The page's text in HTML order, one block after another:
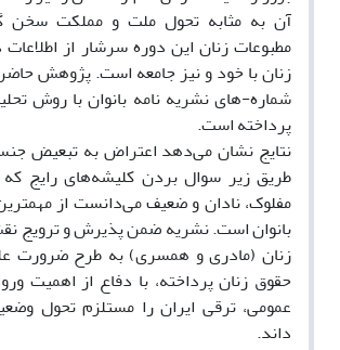
آن به مثابه تحول ملت و مملکت سخن
مطبوعات زنان این دوره سرشار از اطلاعات
زنان با خود و نیز جامعه است. پژوهش
شماره-های نشریه نامه بانوان با روش
پرداخته است.
نتایج نشان می‌دهد اعتراض به تبعیض
طریق زیر سوال بردن کلیشه‌های رایج
مفلوک، نادان و ضعیف می‌دانست از
بانوان است. نشریه ضمن پذیرش و ترویج
زنان (مادری و همسری) به طرح ضرورت
حقوق زنان پرداخته، با دفاع از اهمیت
عمومی، ترقی ایران را مستلزم تحول
داند.